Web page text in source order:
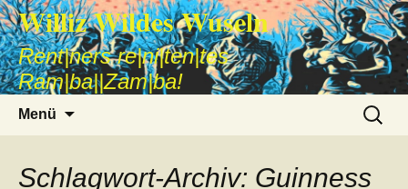
Williz Wildes Wuseln
Rent|ners re|ni|ten|tes
Ram|ba||Zam|ba!
Menü
Suche
nach:
Schlagwort-Archiv: Guinness